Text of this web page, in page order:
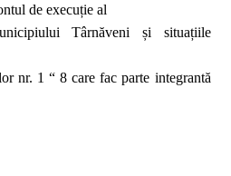
de execuție al
Târnăveni și situațiile
nr. 1 “ 8 care fac parte integrantă